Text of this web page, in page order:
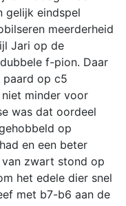
gelijk eindspel
meerderheid
Jari op de
f-pion. Daar
op c5
minder voor
was dat oordeel
op
en een beter
zwart stond op
het edele dier snel
met b7-b6 aan de